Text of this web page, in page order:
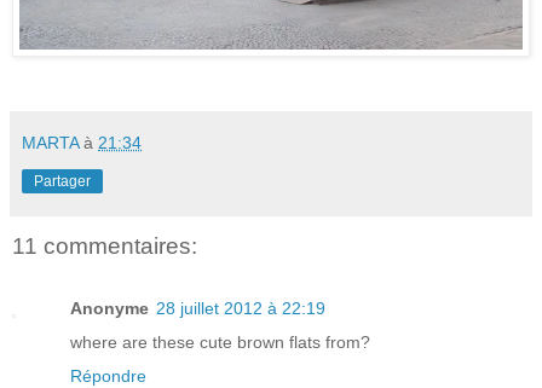
MARTA à 21:34
Partager
11 commentaires:
Anonyme 28 juillet 2012 à 22:19
where are these cute brown flats from?
Répondre